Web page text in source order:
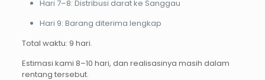
Hari 7–8: Distribusi darat ke Sanggau
Hari 9: Barang diterima lengkap
Total waktu: 9 hari.
Estimasi kami 8–10 hari, dan realisasinya masih dalam
rentang tersebut.